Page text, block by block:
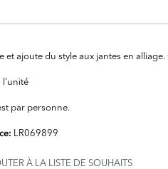
et ajoute du style aux jantes en
l'unité
par personne.
LR069899
À LA LISTE DE SOUHAITS